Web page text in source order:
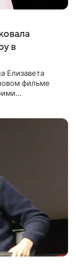
в
Елизавета
фильме